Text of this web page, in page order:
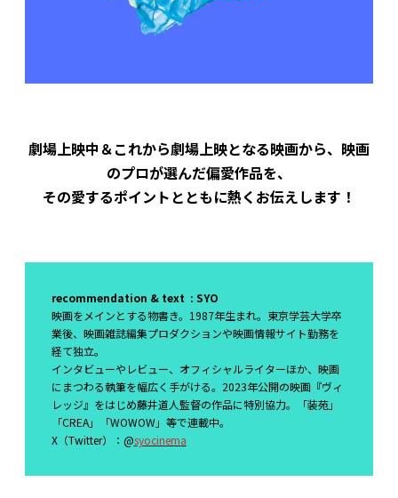
劇場上映中＆これから劇場上映となる映画から、映画
のプロが選んだ偏愛作品を、
その愛するポイントとともに熱くお伝えします！
recommendation & text : SYO
映画をメインとする物書き。1987年生まれ。東京学芸大学卒
業後、映画雑誌編集プロダクションや映画情報サイト勤務を
経て独立。
インタビューやレビュー、オフィシャルライターほか、映画
にまつわる執筆を幅広く手がける。2023年公開の映画『ヴィ
レッジ』をはじめ藤井道人監督の作品に特別協力。「装苑」
「CREA」「WOWOW」等で連載中。
X（Twitter）：@syocinema